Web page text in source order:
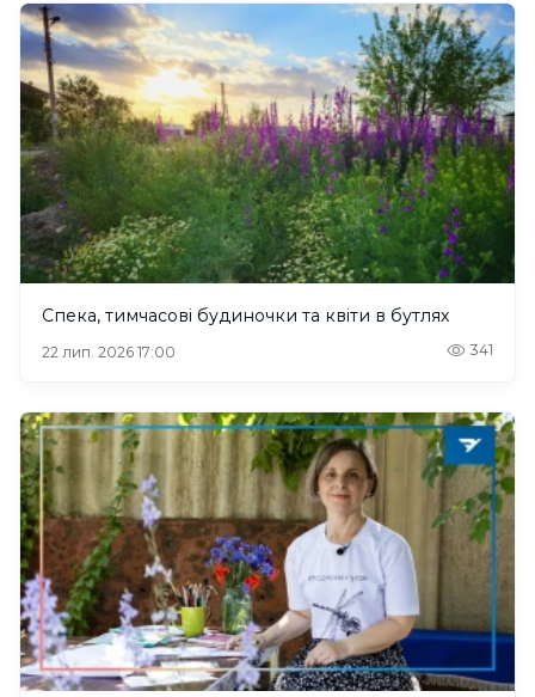
Спека, тимчасові будиночки та квіти в бутлях
22 лип. 2026 17:00 341